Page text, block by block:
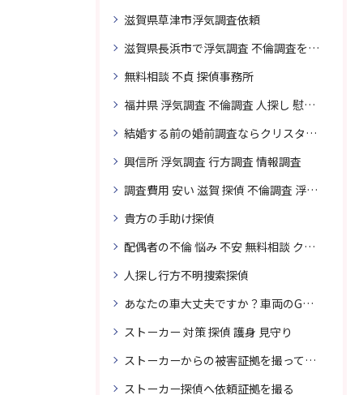
滋賀県草津市浮気調査依頼
滋賀県長浜市で浮気調査 不倫調査を頼むなら
無料相談 不貞 探偵事務所
福井県 浮気調査 不倫調査 人探し 慰謝料 請求 裁判 相談 探偵 探偵事務所
結婚する前の婚前調査ならクリスタル探偵事務所へお問い合わせ
興信所 浮気調査 行方調査 情報調査
調査費用 安い 滋賀 探偵 不倫調査 浮気調査
貴方の手助け探偵
配偶者の不倫 悩み 不安 無料相談 クリスタル探偵事務所
人探し行方不明捜索探偵
あなたの車大丈夫ですか？車両のGPS捜索なら滋賀クリスタル探偵事務所
ストーカー 対策 探偵 護身 見守り
ストーカーからの被害証拠を撮って貴女を護ります
ストーカー探偵へ依頼証拠を撮る